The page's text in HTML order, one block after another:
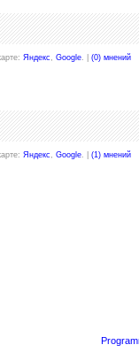
Яндекс , Google. | (0) мнений
Яндекс , Google. | (1) мнений